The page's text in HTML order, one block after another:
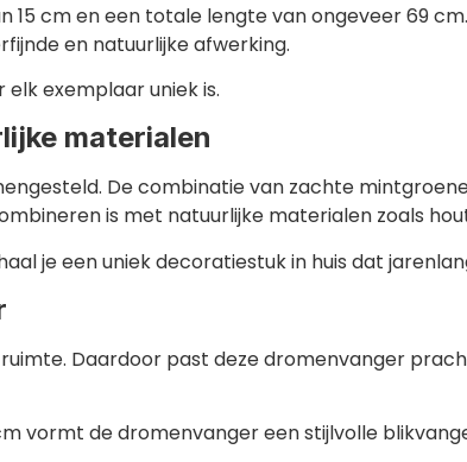
cm en een totale lengte van ongeveer 69
en natuurlijke afwerking.
exemplaar uniek is.
materialen
De combinatie van zachte
is met natuurlijke materialen zoals
je een uniek decoratiestuk in huis dat
Daardoor past deze dromenvanger
vormt de dromenvanger een stijlvolle